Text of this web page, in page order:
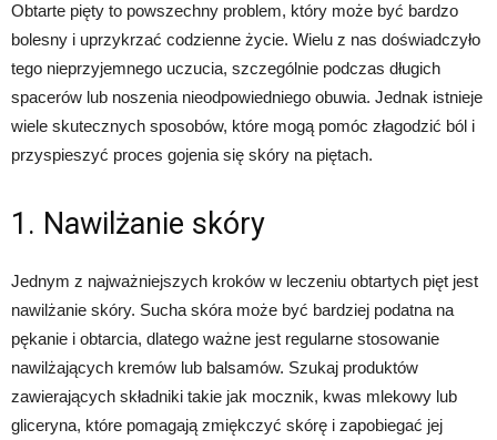
Obtarte pięty to powszechny problem, który może być bardzo
bolesny i uprzykrzać codzienne życie. Wielu z nas doświadczyło
tego nieprzyjemnego uczucia, szczególnie podczas długich
spacerów lub noszenia nieodpowiedniego obuwia. Jednak istnieje
wiele skutecznych sposobów, które mogą pomóc złagodzić ból i
przyspieszyć proces gojenia się skóry na piętach.
1. Nawilżanie skóry
Jednym z najważniejszych kroków w leczeniu obtartych pięt jest
nawilżanie skóry. Sucha skóra może być bardziej podatna na
pękanie i obtarcia, dlatego ważne jest regularne stosowanie
nawilżających kremów lub balsamów. Szukaj produktów
zawierających składniki takie jak mocznik, kwas mlekowy lub
gliceryna, które pomagają zmiękczyć skórę i zapobiegać jej